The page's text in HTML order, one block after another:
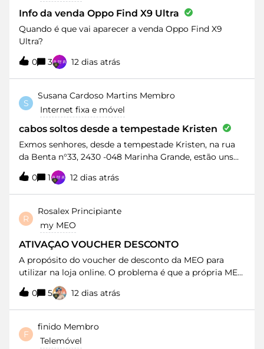
Info da venda Oppo Find X9 Ultra
Quando é que vai aparecer a venda Oppo Find X9
Ultra?
0
3 12 dias atrás
S
Susana Cardoso Martins Membro
Internet fixa e móvel
cabos soltos desde a tempestade Kristen
Exmos senhores, desde a tempestade Kristen, na rua
da Benta n°33, 2430 -048 Marinha Grande, estão uns
cabos da MEO fibra soltos dos postes. Estes cabos
atravessam o quintal da casa de dois senhores com
mais de 70 anos. Quando está prevista a sua
regularização?Muito grata
0 1 12 dias atrás
R
Rosalex Principiante
my MEO
ATIVAÇAO VOUCHER DESCONTO
A propósito do voucher de desconto da MEO para
utilizar na loja online. O problema é que a própria MEO
indica que a ativação tem de ser feita através da
aplicação My MEO ou, em alternativa, numa loja
física.Sucede que os meus pais têm mobilidade
reduzida e estão totalmente impossibilitados de ir a
uma loja. Tentei fazer o processo pela aplicação My
MEO, conforme indicam, mas a opção de ativação do
0 5 12 dias atrás
F
finido Membro
Telemóvel